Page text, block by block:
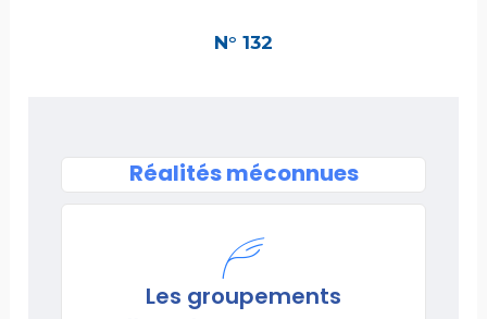
N° 132
Réalités méconnues
Les groupements